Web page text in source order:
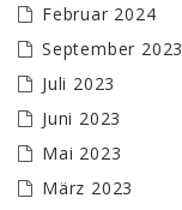
Februar 2024
September 2023
Juli 2023
Juni 2023
Mai 2023
März 2023